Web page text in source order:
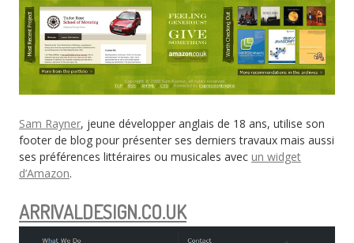
Sam Rayner, jeune développer anglais de 18 ans, utilise son
footer de blog pour présenter ses derniers travaux mais aussi
ses préférences littéraires ou musicales avec un widget
d’Amazon.
ARRIVALDESIGN.CO.UK